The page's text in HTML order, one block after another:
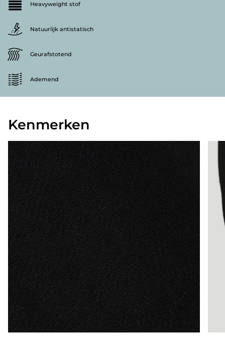
Heavyweight stof
Natuurlijk antistatisch
Geurafstotend
Ademend
Kenmerken